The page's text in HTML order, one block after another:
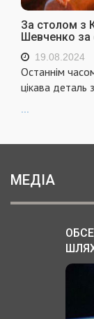
За столом з
Шевченко за
19.08.2024
Останнім
цікава
МЕДІА